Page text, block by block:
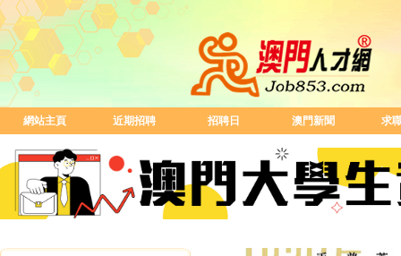
網站主頁 近期招聘 招聘日 澳門新聞 求